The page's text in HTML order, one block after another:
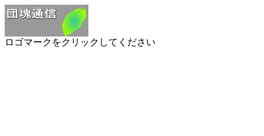
ロゴマークをクリックしてください